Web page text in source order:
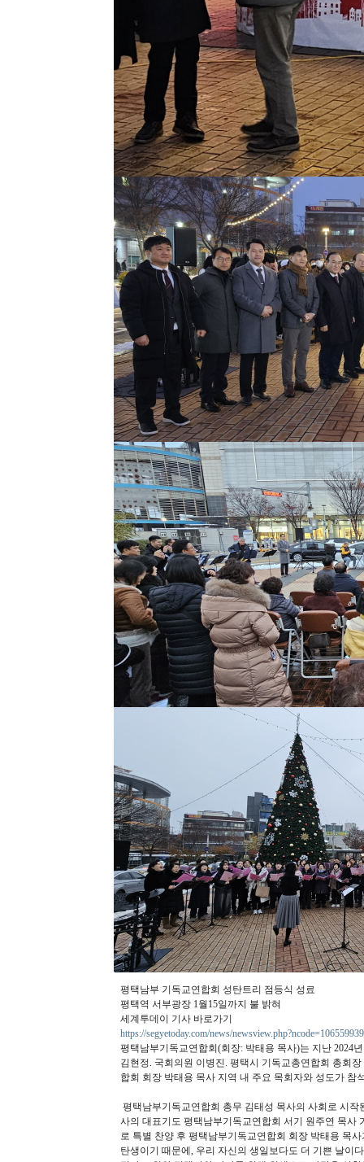
평택남부 기독교연합회 성탄트리 점등식 성료
평택역 서부광장 1월15일까지 불 밝혀
세계투데이 기사 바로가기
https://segyetoday.com/news/
평택남부기독교연합회(회장: 박태용 목사)는 지난 2024
김현정. 국회의원 이병진. 평택시 기독교총연합회 총회
합회 회장 박태용 목사 지역 내 주요 목회자와 성도가 참
평택남부기독교연합회 총무 김태성 목사의 사회로 시
사의 대표기도 평택남부기독교연합회 서기 원주연 목사
로 특별 찬양 후 평택남부기독교연합회 회장 박태용 목
탄생이기 때문에, 우리 자신의 생일보다도 더 기쁜 날이